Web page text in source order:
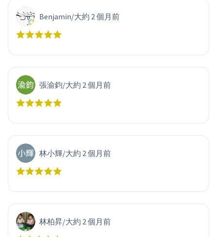
Benjamin/大約 2 個月前
張渝鈞/大約 2 個月前
林小輝/大約 2 個月前
林柏昇/大約 2 個月前